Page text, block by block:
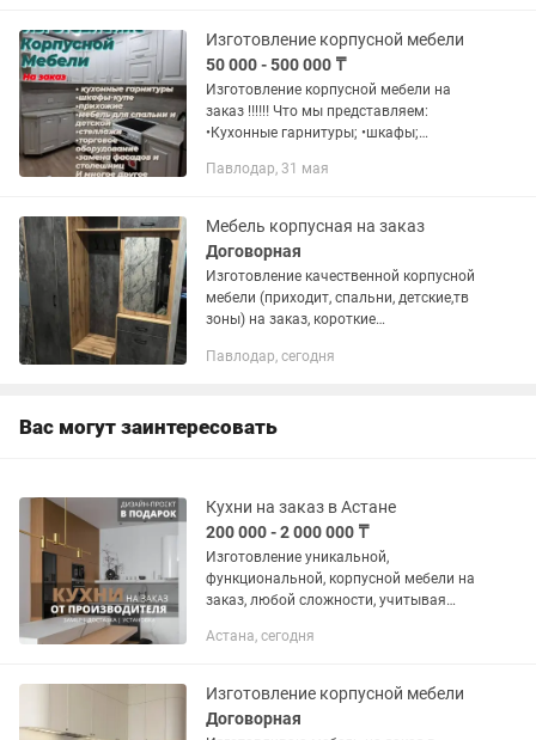
Изготовление корпусной мебели
50 000 - 500 000 ₸
Изготовление корпусной мебели на
заказ ‼️‼️‼️ Что мы представляем:
•Кухонные гарнитуры; •шкафы;
•прихожая ; • офисная мебель;
Павлодар, 31 мая
Мебель корпусная на заказ
Договорная
Изготовление качественной корпусной
мебели (приходит, спальни, детские,тв
зоны) на заказ, короткие
Павлодар, сегодня
Вас могут заинтересовать
Кухни на заказ в Астане
200 000 - 2 000 000 ₸
Изготовление уникальной,
функциональной, корпусной мебели на
заказ, любой сложности, учитывая
корпусной мебели в пространстве,
Астана, сегодня
Изготовление корпусной мебели
Договорная